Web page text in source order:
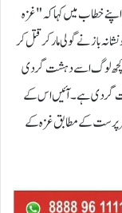
خطاب میں کہا کہ "غزہ
باز نے گولی مار کر قتل کر
"کچھ لوگ اسے دہشت گردی
گردی ہے۔ آئیں اس کے
کے مطابق غزہ کے